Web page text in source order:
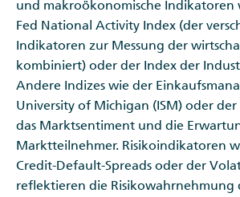
und makroökonomische Indikatoren
Fed National Activity Index (der
Indikatoren zur Messung der
kombiniert) oder der Index der
Andere Indizes wie der
University of Michigan (ISM) oder der
das Marktsentiment und die
Marktteilnehmer. Risikoindikatoren
Credit-Default-Spreads oder der
reflektieren die Risikowahrnehmung